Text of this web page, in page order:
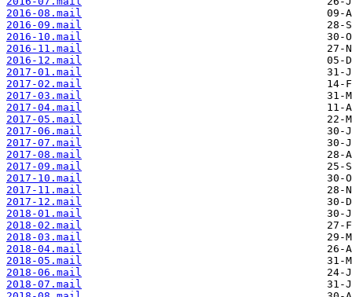
2016-08.mail
2016-09.mail
2016-10.mail
2016-11.mail
2016-12.mail
2017-01.mail
2017-02.mail
2017-03.mail
2017-04.mail
2017-05.mail
2017-06.mail
2017-07.mail
2017-08.mail
2017-09.mail
2017-10.mail
2017-11.mail
2017-12.mail
2018-01.mail
2018-02.mail
2018-03.mail
2018-04.mail
2018-05.mail
2018-06.mail
2018-07.mail